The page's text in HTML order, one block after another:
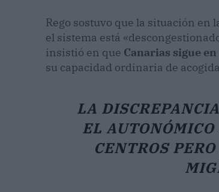
Rego sostuvo que la situación en
el sistema está
insistió en que Canarias sigue en
su capacidad ordinaria de
LA
EL
CENTROS